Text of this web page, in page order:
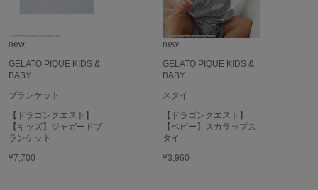
SNIDEL HOME
ソフェル
SOMEWHERE BUTTER.
サムウェアバター
new
GELATO PIQUE KIDS &
BABY
ブランケット
【ドラゴンクエスト】
【キッズ】ジャガードブ
ランケット
¥7,700
new
GELATO PIQUE KIDS &
BABY
スタイ
【ドラゴンクエスト】
【ベビー】スカラップス
タイ
¥3,960